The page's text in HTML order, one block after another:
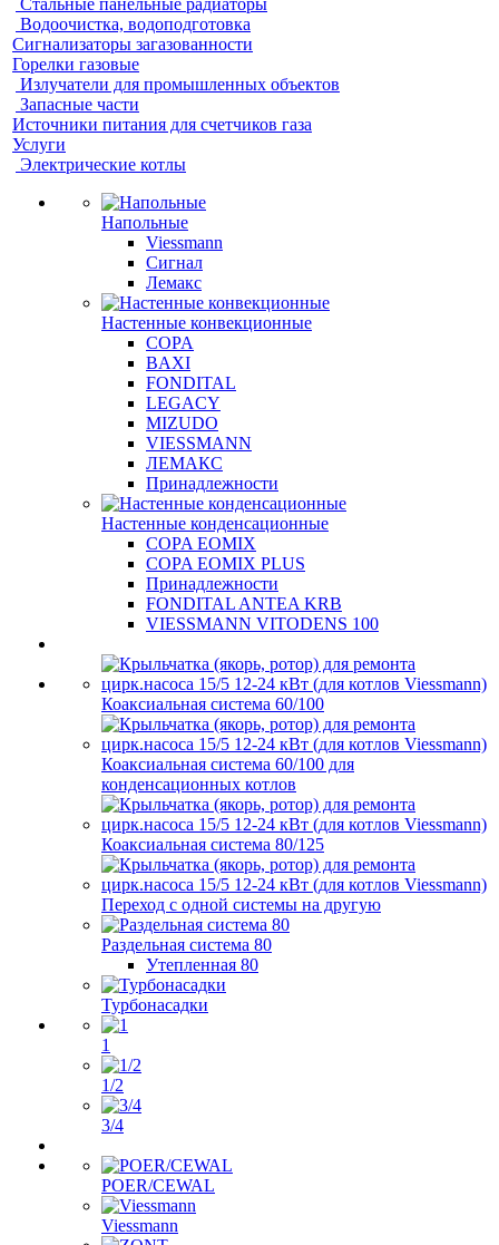
Стальные панельные радиаторы
Водоочистка, водоподготовка
Сигнализаторы загазованности
Горелки газовые
Излучатели для промышленных объектов
Запасные части
Источники питания для счетчиков газа
Услуги
Электрические котлы
Напольные
Viessmann
Сигнал
Лемакс
Настенные конвекционные
COPA
BAXI
FONDITAL
LEGACY
MIZUDO
VIESSMANN
ЛЕМАКС
Принадлежности
Настенные конденсационные
COPA EOMIX
COPA EOMIX PLUS
Принадлежности
FONDITAL ANTEA KRB
VIESSMANN VITODENS 100
Коаксиальная система 60/100
Коаксиальная система 60/100 для
конденсационных котлов
Коаксиальная система 80/125
Переход с одной системы на другую
Раздельная система 80
Утепленная 80
Турбонасадки
1
1/2
3/4
POER/CEWAL
Viessmann